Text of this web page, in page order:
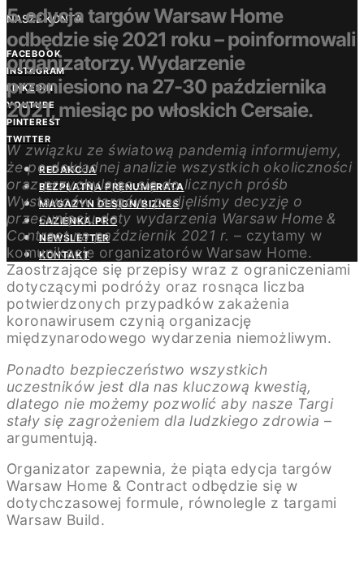
NASZE KONTA
FACEBOOK
INSTAGRAM
LINKEDIN
YOUTUBE
PINTEREST
TWITTER
REDAKCJA
BEZPŁATNA PRENUMERATA
MAGAZYN DESIGN/BIZNES
ŁAZIENKA.PRO
NEWSLETTER
KONTAKT
5. edycja targów Warsaw Home
odbędzie się 2021 roku – poinformowali
organizatorzy. Wydarzenie
przeniesiono na 27-30 października
2021, miesiąc po włoskich Cersaie.
W związku ze światową pandemią informujemy,
że po dokładnej analizie wszystkich okoliczności
oraz przychylając się do licznych próśb
Wystawców targów, podjęliśmy decyzję o
przesunięciu daty wydarzenia Warsaw Home &
Contract na październik 2021 r. – czytamy w
komunikacje organizatorów Warsaw Home.
Zaostrzające się przepisy wraz z ograniczeniami
dotyczącymi podróży oraz rosnąca liczba
potwierdzonych przypadków zakażenia
koronawirusem czynią organizację
międzynarodowego wydarzenia niemożliwym.
Ponadto bezpieczeństwo wszystkich
uczestników jest dla nas kluczową kwestią,
dlatego nie możemy pozwolić aby nasze Targi
stały się zagrożeniem dla ludzkiego zdrowia –
argumentują.
Organizator zapewnia, że piąta edycja targów
Warsaw Home & Contract odbędzie się w
dotychczasowej formule, równolegle z targami
Warsaw Build.